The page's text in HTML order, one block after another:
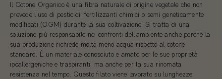
Il Cotone Organico è una fibra naturale di origine vegetale che non
prevede l’uso di pesticidi, fertilizzanti chimici o semi geneticamente
modificati (OGM) durante la sua coltivazione. Si tratta di una
soluzione più responsabile nei confronti dell’ambiente anche perchè la
sua produzione richiede molta meno acqua rispetto al cotone
standard. È un materiale conosciuto e amato per le sue proprietà
ipoallergeniche e traspiranti, ma anche per la sua rinomata
resistenza nel tempo. Questo filato viene lavorato su lunghezze